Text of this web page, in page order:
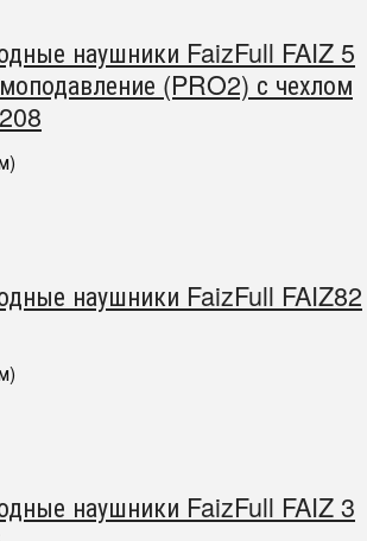
наушники FaizFull FAIZ 5
(PRO2) с чехлом
наушники FaizFull FAIZ82
наушники FaizFull FAIZ 3